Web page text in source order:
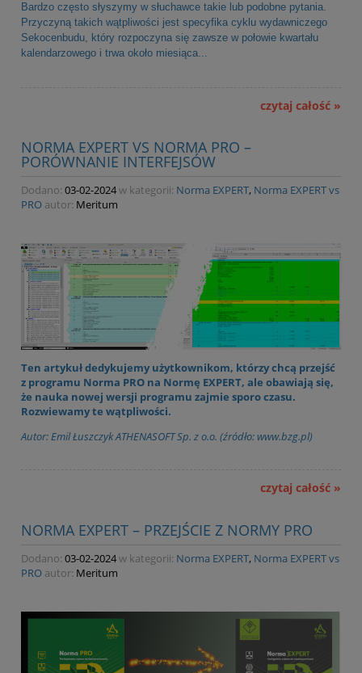
Bardzo często słyszymy w słuchawce takie lub podobne pytania.
Przyczyną takich wątpliwości jest specyfika cyklu wydawniczego
Sekocenbudu, który rozpoczyna się zawsze w połowie kwartału
kalendarzowego i trwa około miesiąca...
czytaj całość »
NORMA EXPERT VS NORMA PRO –
PORÓWNANIE INTERFEJSÓW
Dodano: 03-02-2024w kategorii: Norma EXPERT, Norma EXPERT vs
PRO autor: Meritum
Ten artykuł dedykujemy użytkownikom, którzy chcą przejść
z programu Norma PRO na Normę EXPERT, ale obawiają się,
że nauka nowej wersji programu zajmie sporo czasu.
Rozwiewamy te wątpliwości.
Autor: Emil Łuszczyk ATHENASOFT Sp. z o.o. (źródło: www.bzg.pl)
czytaj całość »
NORMA EXPERT – PRZEJŚCIE Z NORMY PRO
Dodano: 03-02-2024w kategorii: Norma EXPERT, Norma EXPERT vs
PRO autor: Meritum